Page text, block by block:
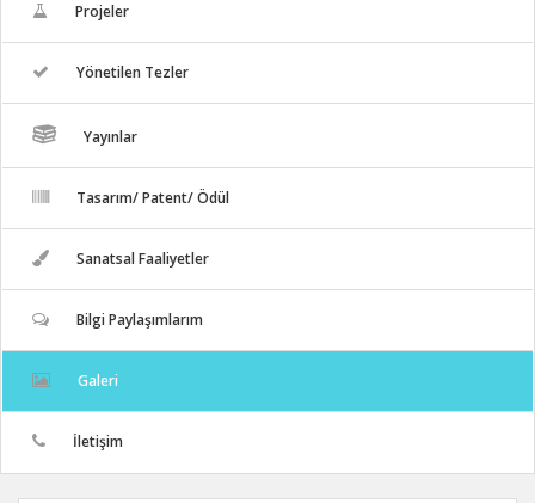
Projeler
Yönetilen Tezler
Yayınlar
Tasarım/ Patent/ Ödül
Sanatsal Faaliyetler
Bilgi Paylaşımlarım
Galeri
İletişim